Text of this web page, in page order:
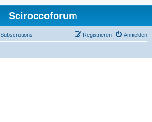
Sciroccoforum
Subscriptions Anmelden
Registrieren